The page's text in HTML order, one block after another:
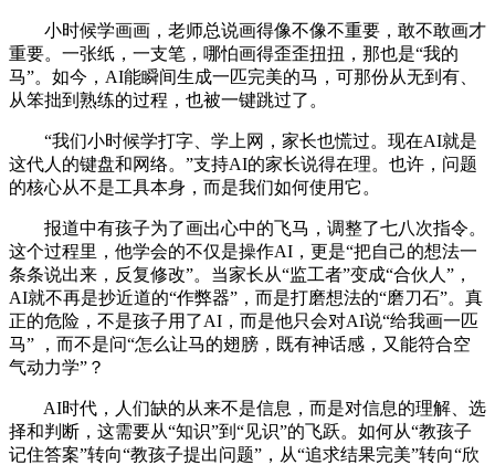
小时候学画画，老师总说画得像不像不重要，敢不敢画才
重要。一张纸，一支笔，哪怕画得歪歪扭扭，那也是“我的
马”。如今，AI能瞬间生成一匹完美的马，可那份从无到有、
从笨拙到熟练的过程，也被一键跳过了。
“我们小时候学打字、学上网，家长也慌过。现在AI就是
这代人的键盘和网络。”支持AI的家长说得在理。也许，问题
的核心从不是工具本身，而是我们如何使用它。
报道中有孩子为了画出心中的飞马，调整了七八次指令。
这个过程里，他学会的不仅是操作AI，更是“把自己的想法一
条条说出来，反复修改”。当家长从“监工者”变成“合伙人”，
AI就不再是抄近道的“作弊器”，而是打磨想法的“磨刀石”。真
正的危险，不是孩子用了AI，而是他只会对AI说“给我画一匹
马” ，而不是问“怎么让马的翅膀，既有神话感，又能符合空
气动力学”？
AI时代，人们缺的从来不是信息，而是对信息的理解、选
择和判断，这需要从“知识”到“见识”的飞跃。如何从“教孩子
记住答案”转向“教孩子提出问题”，从“追求结果完美”转向“欣